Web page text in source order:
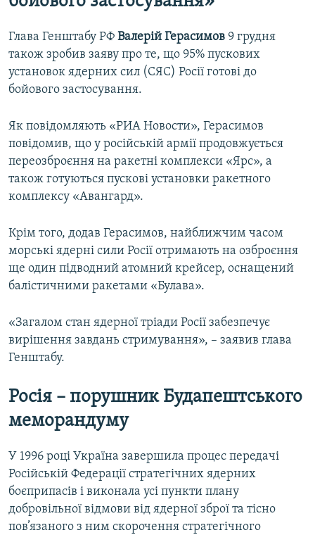
Глава Генштабу РФ Валерій Герасимов 9 грудня
також зробив заяву про те, що 95% пускових
установок ядерних сил (СЯС) Росії готові до
бойового застосування.
Як повідомляють «РИА Новости», Герасимов
повідомив, що у російській армії продовжується
переозброєння на ракетні комплекси «Ярс», а
також готуються пускові установки ракетного
комплексу «Авангард».
Крім того, додав Герасимов, найближчим часом
морські ядерні сили Росії отримають на озброєння
ще один підводний атомний крейсер, оснащений
балістичними ракетами «Булава».
«Загалом стан ядерної тріади Росії забезпечує
вирішення завдань стримування», – заявив глава
Генштабу.
Росія – порушник Будапештського
меморандуму
У 1996 році Україна завершила процес передачі
Російській Федерації стратегічних ядерних
боєприпасів і виконала усі пункти плану
добровільної відмови від ядерної зброї та тісно
пов’язаного з ним скорочення стратегічного